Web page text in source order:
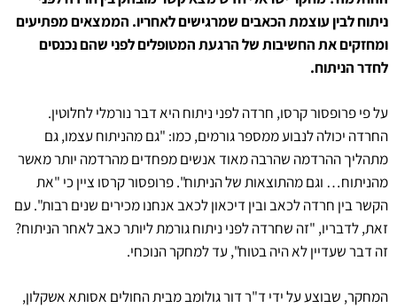
ניתוח לבין עוצמת הכאבים שמרגישים לאחריו. הממצאים מפתיעים
ומחזקים את החשיבות של הרגעת המטופלים לפני שהם נכנסים
לחדר הניתוח.
על פי פרופסור קרסו, חרדה לפני ניתוח היא דבר נורמלי לחלוטין.
החרדה יכולה לנבוע ממספר גורמים, כמו: "גם מהניתוח עצמו, גם
מתהליך ההרדמה שהרבה מאוד אנשים מפחדים מהרדמה יותר מאשר
מהניתוח… וגם מהתוצאות של הניתוח". פרופסור קרסו ציין כי "את
הקשר בין חרדה לכאב ובין דיכאון לכאב אנחנו מכירים שנים רבות". עם
זאת, לדבריו, "זה שחרדה לפני ניתוח גורמת ליותר כאב לאחר הניתוח?
זה דבר שעדיין לא היה בטוח", עד למחקר הנוכחי.
המחקר, שבוצע על ידי ד"ר דור גולומב מבית החולים אסותא אשקלון,